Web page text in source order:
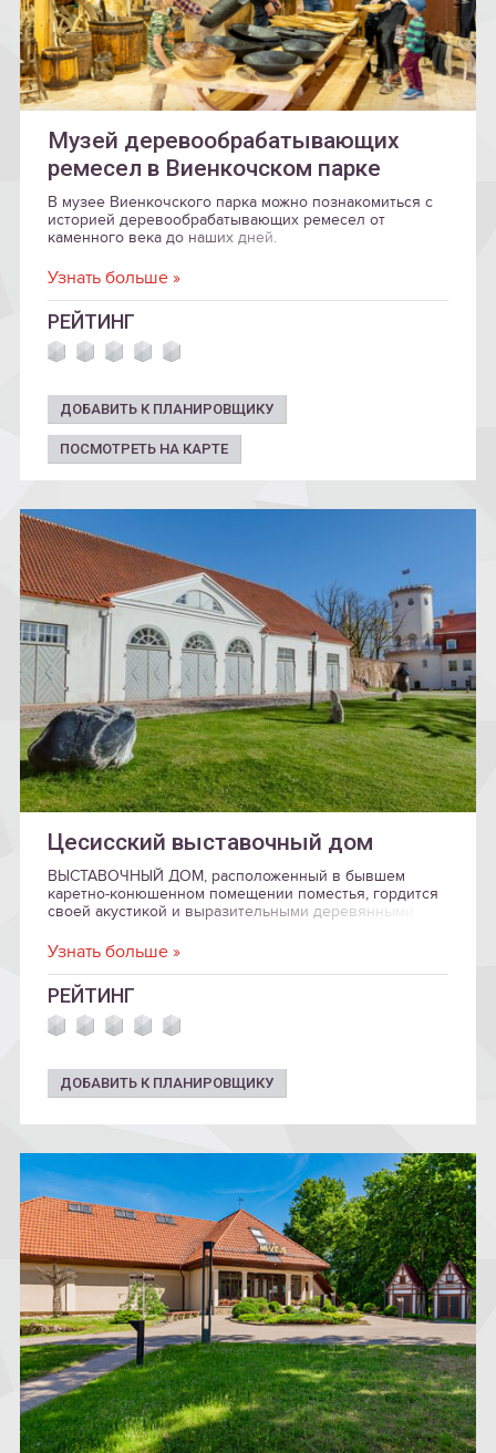
Музей деревообрабатывающих
ремесел в Виенкочском парке
В музее Виенкочского парка можно познакомиться с
историей деревообрабатывающих ремесел от
каменного века до наших дней.
Узнать больше »
РЕЙТИНГ
ДОБАВИТЬ К ПЛАНИРОВЩИКУ
ПОСМОТРЕТЬ НА КАРТЕ
Цесисский выставочный дом
ВЫСТАВОЧНЫЙ ДОМ, расположенный в бывшем
каретно-конюшенном помещении поместья, гордится
своей акустикой и выразительными деревянными
Узнать больше »
РЕЙТИНГ
ДОБАВИТЬ К ПЛАНИРОВЩИКУ